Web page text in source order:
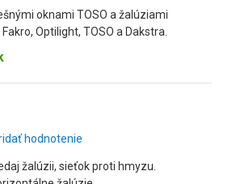
oknami TOSO a žalúziami
Optilight, TOSO a Dakstra.
hodnotenie
žalúzii, sieťok proti hmyzu.